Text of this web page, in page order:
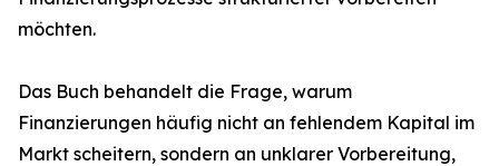
möchten.
Das Buch behandelt die Frage, warum
Finanzierungen häufig nicht an fehlendem Kapital im
Markt scheitern, sondern an unklarer Vorbereitung,